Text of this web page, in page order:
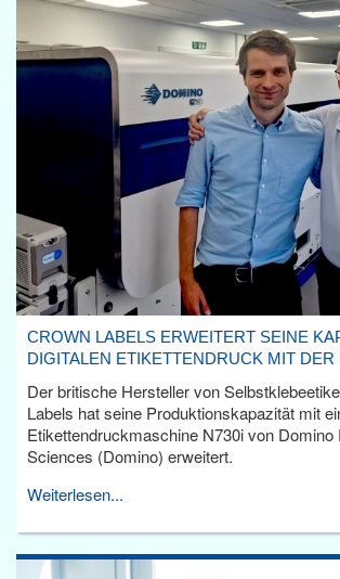
CROWN LABELS ERWEITERT SEINE
DIGITALEN ETIKETTENDRUCK MIT DER
Der britische Hersteller von
Labels hat seine Produktionskapazität mit
Etikettendruckmaschine N730i von Domino
Sciences (Domino) erweitert.
Weiterlesen...